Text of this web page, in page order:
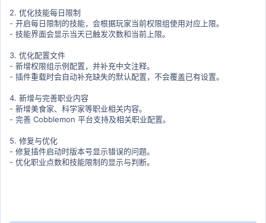
2. 优化技能每日限制
- 开启每日限制的技能，会根据玩家当前权限组使用对应上限。
- 技能界面会显示当天已触发次数和当前上限。
3. 优化配置文件
- 新增权限组示例配置，并补充中文注释。
- 插件重载时会自动补充缺失的默认配置，不会覆盖已有设置。
4. 新增与完善职业内容
- 新增美食家、科学家等职业相关内容。
- 完善 Cobblemon 平台支持及相关职业配置。
5. 修复与优化
- 修复插件启动时版本号显示错误的问题。
- 优化职业点数和技能限制的显示与判断。